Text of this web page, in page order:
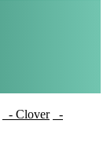
- Clover
-